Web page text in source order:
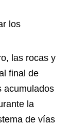
los
las rocas y
final de
acumulados
la
de vías